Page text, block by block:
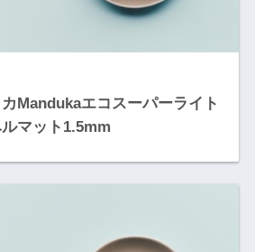
カMandukaエコスーパーライト
マット1.5mm